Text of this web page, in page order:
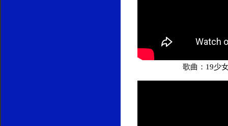
歌曲：19少